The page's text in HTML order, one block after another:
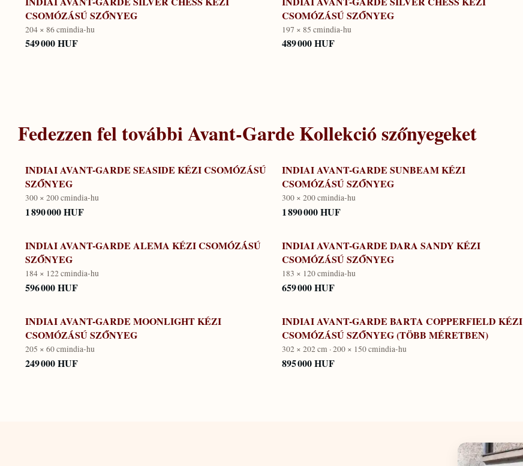
CSOMÓZÁSÚ SZŐNYEG
204 × 86 cmindia-hu
549 000 HUF
CSOMÓZÁSÚ SZŐNYEG
197 × 85 cmindia-hu
489 000 HUF
Fedezzen fel továbbiAvant-Garde Kollekciószőnyegeket
INDIAI AVANT-GARDE SEASIDE KÉZI CSOMÓZÁSÚ
SZŐNYEG
300 × 200 cmindia-hu
1 890 000 HUF
INDIAI AVANT-GARDE SUNBEAM KÉZI
CSOMÓZÁSÚ SZŐNYEG
300 × 200 cmindia-hu
1 890 000 HUF
INDIAI AVANT-GARDE ALEMA KÉZI CSOMÓZÁSÚ
SZŐNYEG
184 × 122 cmindia-hu
596 000 HUF
INDIAI AVANT-GARDE DARA SANDY KÉZI
CSOMÓZÁSÚ SZŐNYEG
183 × 120 cmindia-hu
659 000 HUF
INDIAI AVANT-GARDE MOONLIGHT KÉZI
CSOMÓZÁSÚ SZŐNYEG
205 × 60 cmindia-hu
249 000 HUF
INDIAI AVANT-GARDE BARTA COPPERFIELD KÉZI
CSOMÓZÁSÚ SZŐNYEG (TÖBB MÉRETBEN)
302 × 202 cm · 200 × 150 cmindia-hu
895 000 HUF